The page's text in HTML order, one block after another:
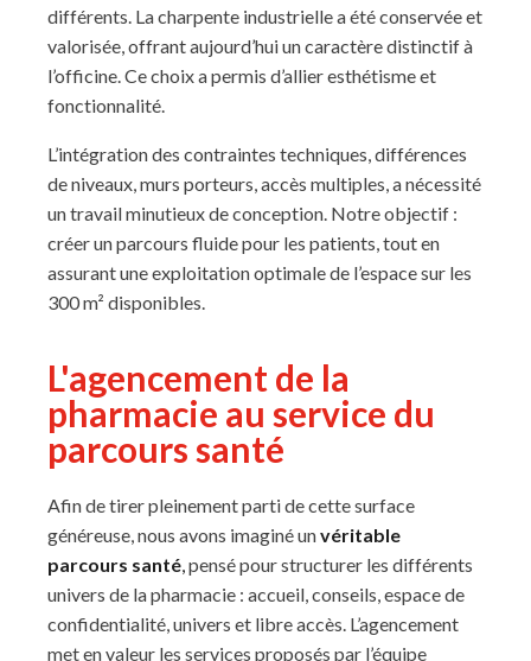
différents. La charpente industrielle a été conservée et
valorisée, offrant aujourd’hui un caractère distinctif à
l’officine. Ce choix a permis d’allier esthétisme et
fonctionnalité.
L’intégration des contraintes techniques, différences
de niveaux, murs porteurs, accès multiples, a nécessité
un travail minutieux de conception. Notre objectif :
créer un parcours fluide pour les patients, tout en
assurant une exploitation optimale de l’espace sur les
300 m² disponibles.
L'agencement de la
pharmacie au service du
parcours santé
Afin de tirer pleinement parti de cette surface
généreuse, nous avons imaginé unvéritable
parcours santé,pensé pour structurer les différents
univers de la pharmacie : accueil, conseils, espace de
confidentialité, univers et libre accès. L’agencement
met en valeur les services proposés par l’équipe